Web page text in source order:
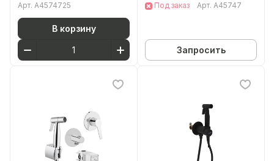
Арт. A4574725
В корзину
Под заказ Арт. A45747
Запросить